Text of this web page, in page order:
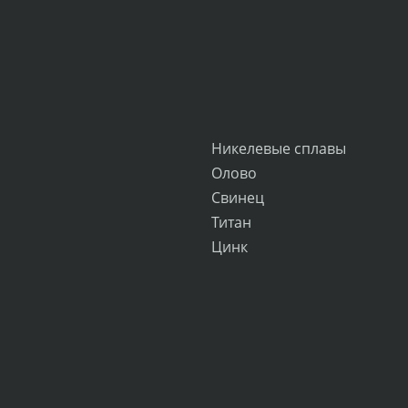
Никелевые сплавы
Олово
Свинец
Титан
Цинк